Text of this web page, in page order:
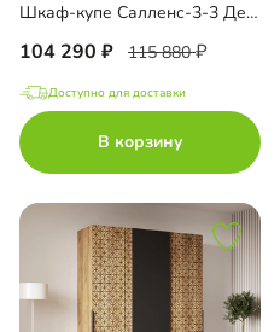
Шкаф-купе Салленс-3-3 Декор 1
104 290 115 880
Доступно для доставки
В корзину